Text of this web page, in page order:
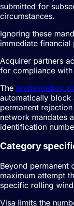
submitted for
circumstances.
Ignoring these
immediate financial
Acquirer partners
for compliance
The orchestration
automatically block
permanent
network mandates
identification
Category
Beyond permanent
maximum attempt
specific rolling
Visa limits the